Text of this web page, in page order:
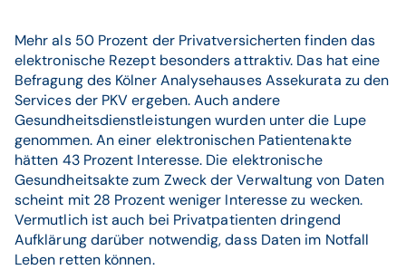
Mehr als 50 Prozent der Privatversicherten finden das
elektronische Rezept besonders attraktiv. Das hat eine
Befragung des Kölner Analysehauses Assekurata zu den
Services der PKV ergeben. Auch andere
Gesundheitsdienstleistungen wurden unter die Lupe
genommen. An einer elektronischen Patientenakte
hätten 43 Prozent Interesse. Die elektronische
Gesundheitsakte zum Zweck der Verwaltung von Daten
scheint mit 28 Prozent weniger Interesse zu wecken.
Vermutlich ist auch bei Privatpatienten dringend
Aufklärung darüber notwendig, dass Daten im Notfall
Leben retten können.